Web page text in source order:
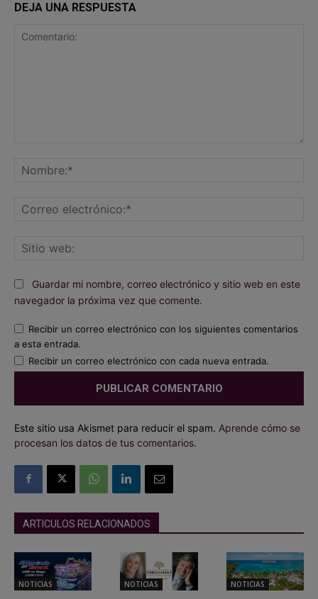
DEJA UNA RESPUESTA
Guardar mi nombre, correo electrónico y sitio web en este
navegador la próxima vez que comente.
Recibir un correo electrónico con los siguientes comentarios
a esta entrada.
Recibir un correo electrónico con cada nueva entrada.
Este sitio usa Akismet para reducir el spam. Aprende cómo se
procesan los datos de tus comentarios.
ARTICULOS RELACIONADOS
NOTICIAS NOTICIAS NOTICIAS